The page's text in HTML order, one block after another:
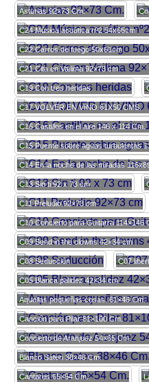
Asturias 92×73 Cm.
C24 Música acuática nº2 54x65cm
C22 Carros de fuego 50x61cm
C21 Cita en Vailima 92×73 cm
C19 Con tres heridas
C17 VOLVER EN VINO 61X50 CMS.
C16 Castillos en el aire 146 x 114 Cm.
C15 Puente sobre aguas turbulentas
C14 En la noche de las miradas
C13 Sin ti 92 x 73 cm
C11 Preludio 92×73 cm
C10 Concierto para Guitarra 114×146
C09 Send in the clowns 42×34 cm
C08 Seducción C07
C05 Blanca palidez 42×34 cm
Aquellas pequeñas cosas. 61×46 Cm.
Canción para Pilar 81×100 Cm.
Concierto de Aranjuez 54×65 Cm.
Blanco Saten 38×46 Cm.
Cantares 65×54 Cm.